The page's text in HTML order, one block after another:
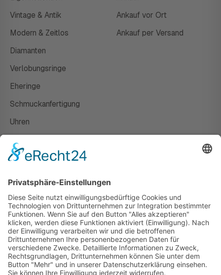
Vintage & Antik
Modern & Zeitlos
Diamanten
Verlobungsringe
Eheringe
Schmuckanfertigung
Uhren
Ankauf vor Ort
Ankauf per Versand
Susanne Steiger
Geschäfte
Newsletter
Kontakt